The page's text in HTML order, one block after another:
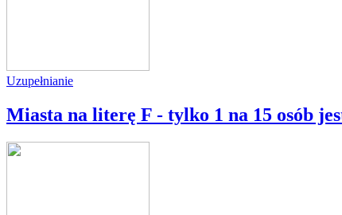
Uzupełnianie
Miasta na literę F - tylko 1 na 15 osób